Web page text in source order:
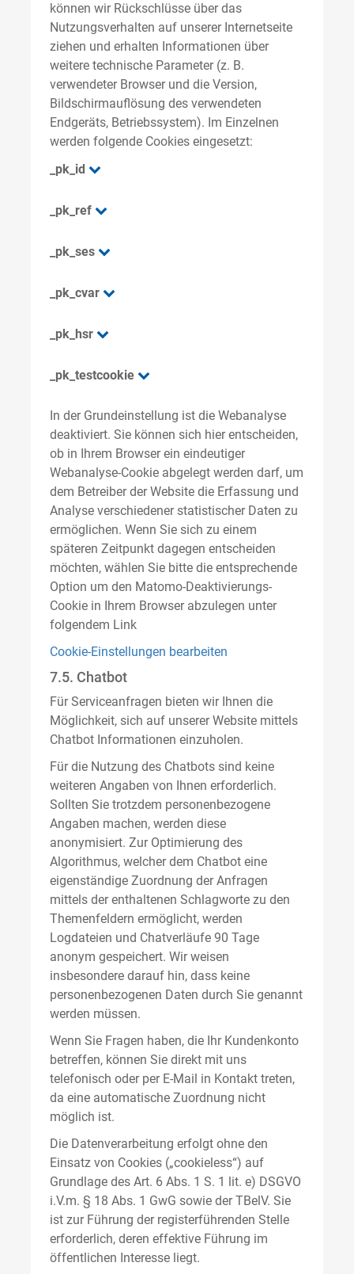
können wir Rückschlüsse über das
Nutzungsverhalten auf unserer Internetseite
ziehen und erhalten Informationen über
weitere technische Parameter (z. B.
verwendeter Browser und die Version,
Bildschirmauflösung des verwendeten
Endgeräts, Betriebssystem). Im Einzelnen
werden folgende Cookies eingesetzt:
_pk_id
_pk_ref
_pk_ses
_pk_cvar
_pk_hsr
_pk_testcookie
In der Grundeinstellung ist die Webanalyse
deaktiviert. Sie können sich hier entscheiden,
ob in Ihrem Browser ein eindeutiger
Webanalyse-Cookie abgelegt werden darf, um
dem Betreiber der Website die Erfassung und
Analyse verschiedener statistischer Daten zu
ermöglichen. Wenn Sie sich zu einem
späteren Zeitpunkt dagegen entscheiden
möchten, wählen Sie bitte die entsprechende
Option um den Matomo-Deaktivierungs-
Cookie in Ihrem Browser abzulegen unter
folgendem Link
Cookie-Einstellungen bearbeiten
7.5. Chatbot
Für Serviceanfragen bieten wir Ihnen die
Möglichkeit, sich auf unserer Website mittels
Chatbot Informationen einzuholen.
Für die Nutzung des Chatbots sind keine
weiteren Angaben von Ihnen erforderlich.
Sollten Sie trotzdem personenbezogene
Angaben machen, werden diese
anonymisiert. Zur Optimierung des
Algorithmus, welcher dem Chatbot eine
eigenständige Zuordnung der Anfragen
mittels der enthaltenen Schlagworte zu den
Themenfeldern ermöglicht, werden
Logdateien und Chatverläufe 90 Tage
anonym gespeichert. Wir weisen
insbesondere darauf hin, dass keine
personenbezogenen Daten durch Sie genannt
werden müssen.
Wenn Sie Fragen haben, die Ihr Kundenkonto
betreffen, können Sie direkt mit uns
telefonisch oder per E-Mail in Kontakt treten,
da eine automatische Zuordnung nicht
möglich ist.
Die Datenverarbeitung erfolgt ohne den
Einsatz von Cookies („cookieless“) auf
Grundlage des Art. 6 Abs. 1 S. 1 lit. e) DSGVO
i.V.m. § 18 Abs. 1 GwG sowie der TBelV. Sie
ist zur Führung der registerführenden Stelle
erforderlich, deren effektive Führung im
öffentlichen Interesse liegt.